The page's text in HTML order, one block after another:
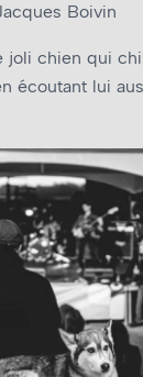
Boivin
joli chien qui
écoutant lui